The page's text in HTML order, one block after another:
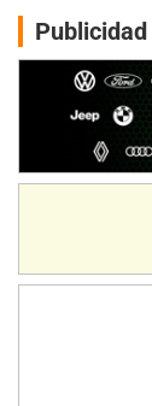
Ciudad de
SUR
José Samuel
Rufino (Santa Fe)
TUCUMANO -
COBERTURA
IAME SERIES
Baradero (Buenos
Publicidad